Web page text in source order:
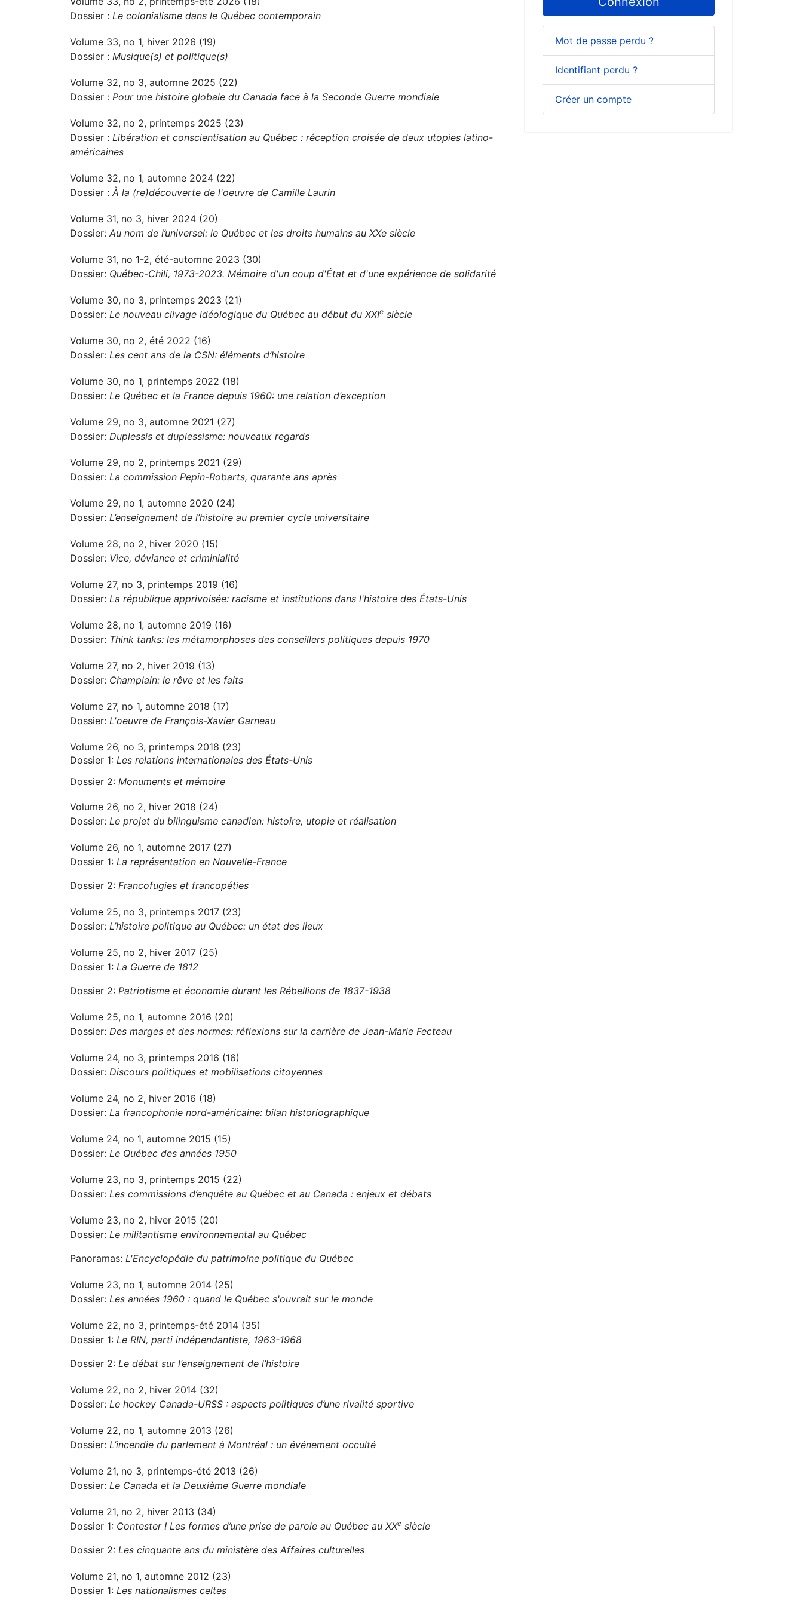
Dossier : Le colonialisme dans le Québec contemporain
Volume 33, no 1, hiver 2026 (19)
Dossier : Musique(s) et politique(s)
Volume 32, no 3, automne 2025 (22)
Dossier : Pour une histoire globale du Canada face à la Seconde Guerre mondiale
Volume 32, no 2, printemps 2025 (23)
Dossier : Libération et conscientisation au Québec : réception croisée de deux utopies latino-
américaines
Volume 32, no 1, automne 2024 (22)
Dossier : À la (re)découverte de l'oeuvre de Camille Laurin
Volume 31, no 3, hiver 2024 (20)
Dossier: Au nom de l’universel: le Québec et les droits humains au XXe siècle
Volume 31, no 1-2, été-automne 2023 (30)
Dossier: Québec-Chili, 1973-2023. Mémoire d'un coup d'État et d'une expérience de solidarité
Volume 30, no 3, printemps 2023 (21)
Dossier: Le nouveau clivage idéologique du Québec au début du XXIe siècle
Volume 30, no 2, été 2022 (16)
Dossier: Les cent ans de la CSN: éléments d’histoire
Volume 30, no 1, printemps 2022 (18)
Dossier: Le Québec et la France depuis 1960: une relation d’exception
Volume 29, no 3, automne 2021 (27)
Dossier: Duplessis et duplessisme: nouveaux regards
Volume 29, no 2, printemps 2021 (29)
Dossier: La commission Pepin-Robarts, quarante ans après
Volume 29, no 1, automne 2020 (24)
Dossier: L’enseignement de l’histoire au premier cycle universitaire
Volume 28, no 2, hiver 2020 (15)
Dossier: Vice, déviance et criminialité
Volume 27, no 3, printemps 2019 (16)
Dossier: La république apprivoisée: racisme et institutions dans l'histoire des États-Unis
Volume 28, no 1, automne 2019 (16)
Dossier: Think tanks: les métamorphoses des conseillers politiques depuis 1970
Volume 27, no 2, hiver 2019 (13)
Dossier: Champlain: le rêve et les faits
Volume 27, no 1, automne 2018 (17)
Dossier: L'oeuvre de François-Xavier Garneau
Volume 26, no 3, printemps 2018 (23)
Dossier 1: Les relations internationales des États-Unis
Dossier 2: Monuments et mémoire
Volume 26, no 2, hiver 2018 (24)
Dossier: Le projet du bilinguisme canadien: histoire, utopie et réalisation
Volume 26, no 1, automne 2017 (27)
Dossier 1: La représentation en Nouvelle-France
Dossier 2: Francofugies et francopéties
Volume 25, no 3, printemps 2017 (23)
Dossier: L’histoire politique au Québec: un état des lieux
Volume 25, no 2, hiver 2017 (25)
Dossier 1: La Guerre de 1812
Dossier 2: Patriotisme et économie durant les Rébellions de 1837-1938
Volume 25, no 1, automne 2016 (20)
Dossier: Des marges et des normes: réflexions sur la carrière de Jean-Marie Fecteau
Volume 24, no 3, printemps 2016 (16)
Dossier: Discours politiques et mobilisations citoyennes
Volume 24, no 2, hiver 2016 (18)
Dossier: La francophonie nord-américaine: bilan historiographique
Volume 24, no 1, automne 2015 (15)
Dossier: Le Québec des années 1950
Volume 23, no 3, printemps 2015 (22)
Dossier: Les commissions d’enquête au Québec et au Canada : enjeux et débats
Volume 23, no 2, hiver 2015 (20)
Dossier: Le militantisme environnemental au Québec
Panoramas: L'Encyclopédie du patrimoine politique du Québec
Volume 23, no 1, automne 2014 (25)
Dossier: Les années 1960 : quand le Québec s'ouvrait sur le monde
Volume 22, no 3, printemps-été 2014 (35)
Dossier 1: Le RIN, parti indépendantiste, 1963-1968
Dossier 2: Le débat sur l’enseignement de l’histoire
Volume 22, no 2, hiver 2014 (32)
Dossier: Le hockey Canada-URSS : aspects politiques d’une rivalité sportive
Volume 22, no 1, automne 2013 (26)
Dossier: L’incendie du parlement à Montréal : un événement occulté
Volume 21, no 3, printemps-été 2013 (26)
Dossier: Le Canada et la Deuxième Guerre mondiale
Volume 21, no 2, hiver 2013 (34)
Dossier 1: Contester ! Les formes d’une prise de parole au Québec au XXe siècle
Dossier 2: Les cinquante ans du ministère des Affaires culturelles
Volume 21, no 1, automne 2012 (23)
Dossier 1: Les nationalismes celtes
Mot de passe perdu ?
Identifiant perdu ?
Créer un compte